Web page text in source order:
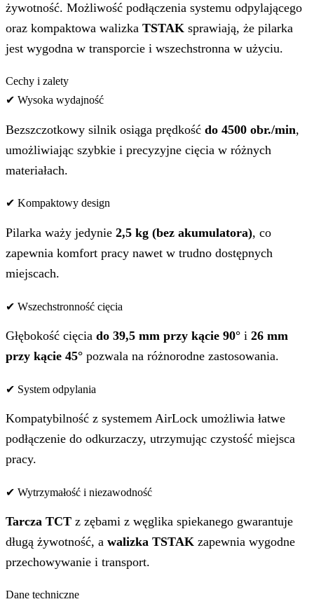
żywotność. Możliwość podłączenia systemu odpylającego
oraz kompaktowa walizka TSTAK sprawiają, że pilarka
jest wygodna w transporcie i wszechstronna w użyciu.
Cechy i zalety
✔ Wysoka wydajność
Bezszczotkowy silnik osiąga prędkość do 4500 obr./min,
umożliwiając szybkie i precyzyjne cięcia w różnych
materiałach.
✔ Kompaktowy design
Pilarka waży jedynie 2,5 kg (bez akumulatora), co
zapewnia komfort pracy nawet w trudno dostępnych
miejscach.
✔ Wszechstronność cięcia
Głębokość cięcia do 39,5 mm przy kącie 90° i 26 mm
przy kącie 45° pozwala na różnorodne zastosowania.
✔ System odpylania
Kompatybilność z systemem AirLock umożliwia łatwe
podłączenie do odkurzaczy, utrzymując czystość miejsca
pracy.
✔ Wytrzymałość i niezawodność
Tarcza TCT z zębami z węglika spiekanego gwarantuje
długą żywotność, a walizka TSTAK zapewnia wygodne
przechowywanie i transport.
Dane techniczne